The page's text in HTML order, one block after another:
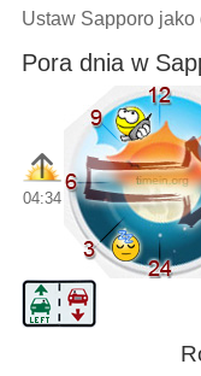
Ustaw Sapporo
Pora dnia w
04:34